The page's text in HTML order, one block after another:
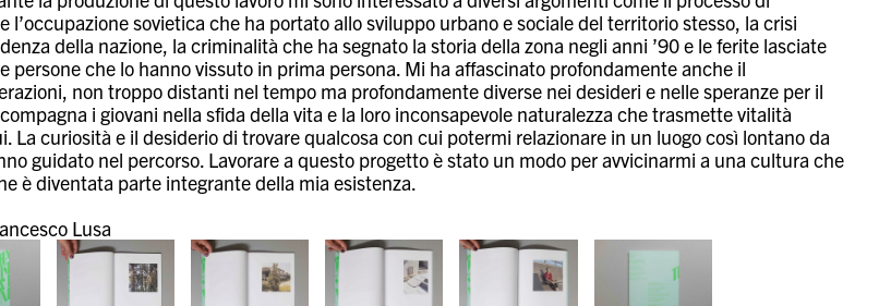
l’occupazione sovietica che ha portato allo sviluppo urbano e sociale del territorio stesso, la crisi
della nazione, la criminalità che ha segnato la storia della zona negli anni ’90 e le ferite lasciate
persone che lo hanno vissuto in prima persona. Mi ha affascinato profondamente anche il
non troppo distanti nel tempo ma profondamente diverse nei desideri e nelle speranze per il
i giovani nella sfida della vita e la loro inconsapevole naturalezza che trasmette vitalità
La curiosità e il desiderio di trovare qualcosa con cui potermi relazionare in un luogo così lontano da
guidato nel percorso. Lavorare a questo progetto è stato un modo per avvicinarmi a una cultura che
è diventata parte integrante della mia esistenza.
Lusa